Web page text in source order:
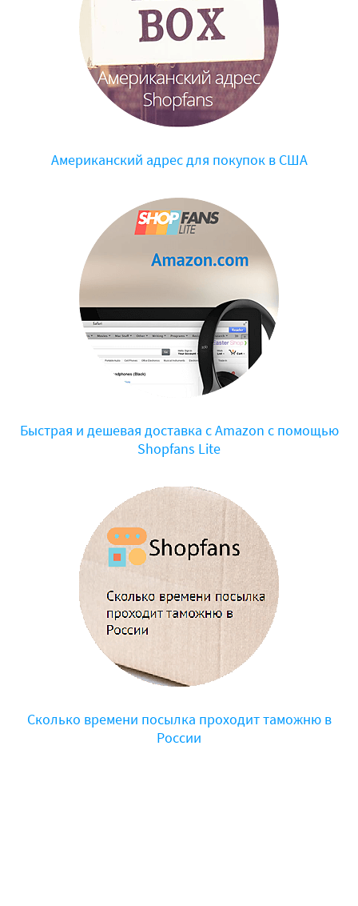
Американский адрес для покупок в США
Быстрая и дешевая доставка с Amazon с помощью
Shopfans Lite
Сколько времени посылка проходит таможню в
России